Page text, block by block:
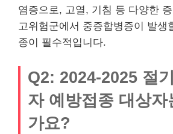
염증으로, 고열, 기침 등 다양한
고위험군에서 중증합병증이 발생
종이 필수적입니다.
Q2: 2024-2025 절
자 예방접종 대상자
가요?